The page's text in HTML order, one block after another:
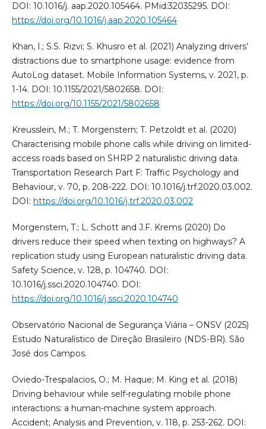
DOI: 10.1016/j. aap.2020.105464. PMid:32035295. DOI:
https://doi.org/10.1016/j.aap.2020.105464
Khan, I.; S.S. Rizvi; S. Khusro et al. (2021) Analyzing drivers’
distractions due to smartphone usage: evidence from
AutoLog dataset. Mobile Information Systems, v. 2021, p.
1-14. DOI: 10.1155/2021/5802658. DOI:
https://doi.org/10.1155/2021/5802658
Kreusslein, M.; T. Morgenstern; T. Petzoldt et al. (2020)
Characterising mobile phone calls while driving on limited-
access roads based on SHRP 2 naturalistic driving data.
Transportation Research Part F: Traffic Psychology and
Behaviour, v. 70, p. 208-222. DOI: 10.1016/j.trf.2020.03.002.
DOI: https://doi.org/10.1016/j.trf.2020.03.002
Morgenstern, T.; L. Schott and J.F. Krems (2020) Do
drivers reduce their speed when texting on highways? A
replication study using European naturalistic driving data.
Safety Science, v. 128, p. 104740. DOI:
10.1016/j.ssci.2020.104740. DOI:
https://doi.org/10.1016/j.ssci.2020.104740
Observatório Nacional de Segurança Viária – ONSV (2025)
Estudo Naturalístico de Direção Brasileiro (NDS-BR). São
José dos Campos.
Oviedo-Trespalacios, O.; M. Haque; M. King et al. (2018)
Driving behaviour while self-regulating mobile phone
interactions: a human-machine system approach.
Accident; Analysis and Prevention, v. 118, p. 253-262. DOI: